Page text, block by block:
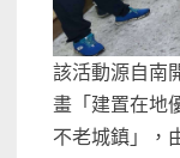
該活動源自南
畫「建置在地
不老城鎮」，